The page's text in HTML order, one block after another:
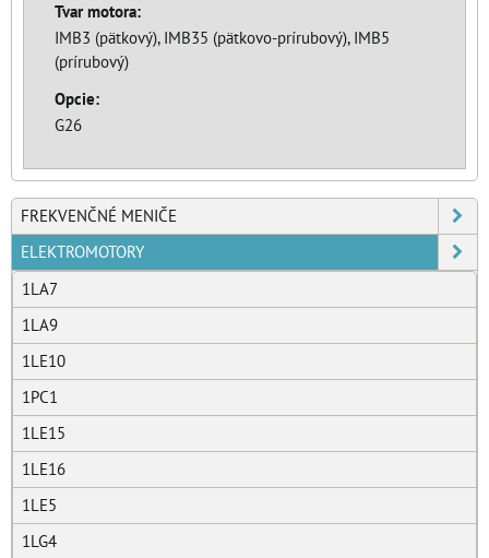
Tvar motora:
IMB3 (pätkový), IMB35 (pätkovo-prírubový), IMB5
(prírubový)
Opcie:
G26
FREKVENČNÉ MENIČE
ELEKTROMOTORY
1LA7
1LA9
1LE10
1PC1
1LE15
1LE16
1LE5
1LG4